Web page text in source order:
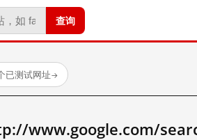
查询
已测试网址→
www.google.com/